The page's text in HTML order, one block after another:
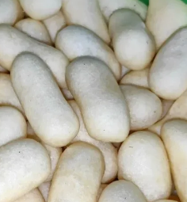
TNG– Pernah gak sih
mulai ngerjain sesuatu cuma
iseng-iseng, eh ternyata malah
peluang bisnis yang
...
Dari Iseng Jadi Cuan: Kisah
TUM_ATUL yang Ubah
Hampers Jadi Bisnis Kece